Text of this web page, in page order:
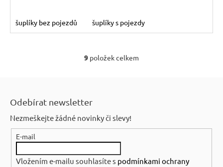
šuplíky bez pojezdů šuplíky s pojezdy
O
a
í
p
9 položek celkem
Odebírat newsletter
Nezmeškejte žádné novinky či slevy!
E-mail
Vložením e-mailu souhlasíte s podmínkami ochrany